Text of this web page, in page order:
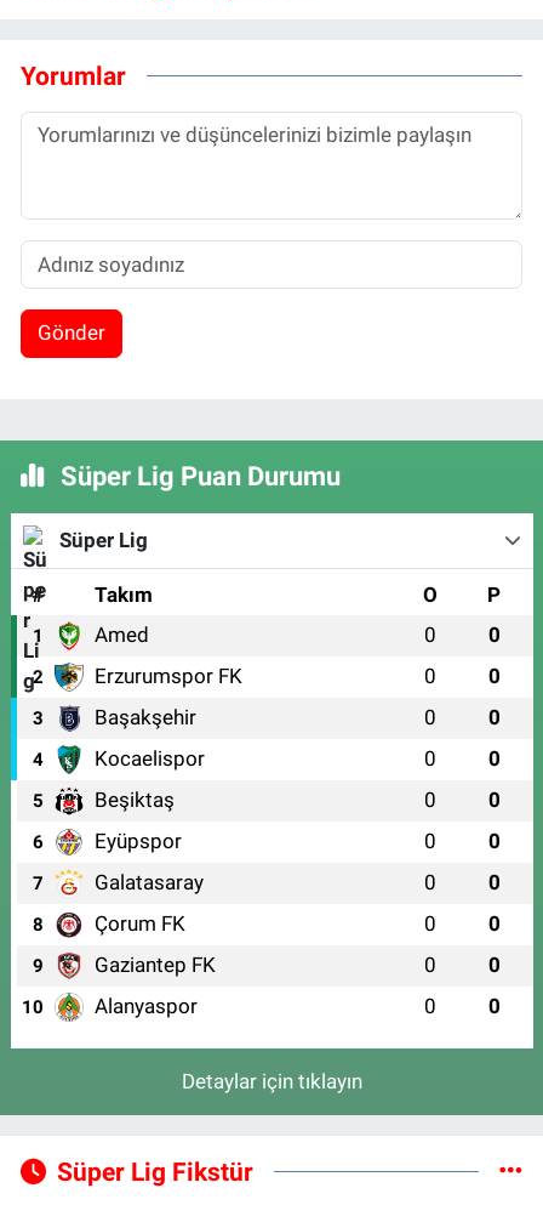
Yorumlar
Gönder
Süper Lig Puan Durumu
Süper Lig
# Takım O P
1 Amed 0 0
2 Erzurumspor FK 0 0
3 Başakşehir 0 0
4 Kocaelispor 0 0
5 Beşiktaş 0 0
6 Eyüpspor 0 0
7 Galatasaray 0 0
8 Çorum FK 0 0
9 Gaziantep FK 0 0
10 Alanyaspor 0 0
Detaylar için tıklayın
Süper Lig Fikstür